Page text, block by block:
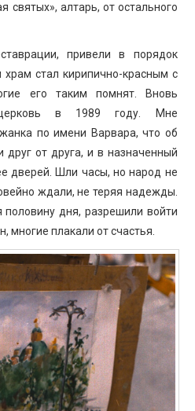
святых», алтарь, от остального
привели в порядок
стал кирипично-красным с
его таким помнят. Вновь
в 1989 году. Мне
по имени Варвара, что об
друг от друга, и в назначенный
дверей. Шли часы, но народ не
ждали, не теряя надежды.
дня, разрешили войти
многие плакали от счастья.